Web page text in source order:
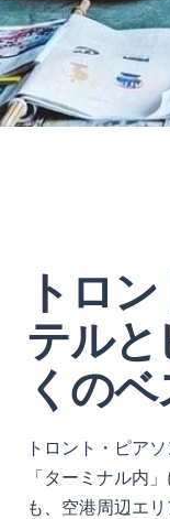
トロ
テル
くの
トロント・ピア
「ターミナル内
も、空港周辺エ